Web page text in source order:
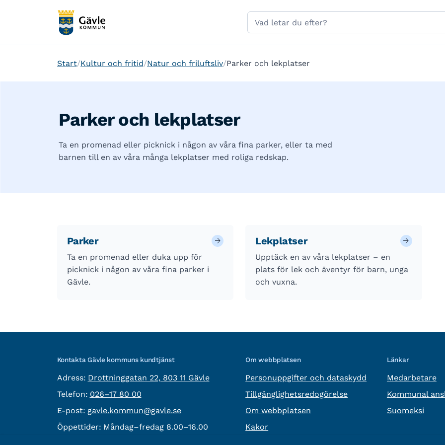
Sök
på
Start Kultur och fritid Natur och friluftsliv Parker och lekplatser
Parker och lekplatser
Ta en promenad eller picknick i någon av våra fina parker, eller ta med
barnen till en av våra många lekplatser med roliga redskap.
Parker
Ta en promenad eller duka upp för
picknick i någon av våra fina parker i
Gävle.
Lekplatser
Upptäck en av våra lekplatser – en
plats för lek och äventyr för barn, unga
och vuxna.
Kontakta Gävle kommuns kundtjänst
Adress: besöksadress:
Drottninggatan 22, 803 11 Gävle
Telefon: Telefon:
026–17 80 00
E-post: E-post:
gavle.kommun@gavle.se
Öppettider: Måndag–fredag 8.00–16.00
Om webbplatsen
Personuppgifter och dataskydd
Tillgänglighetsredogörelse
Om webbplatsen
Kakor
Länkar
Medarbetare
Kommunal
Suomeksi